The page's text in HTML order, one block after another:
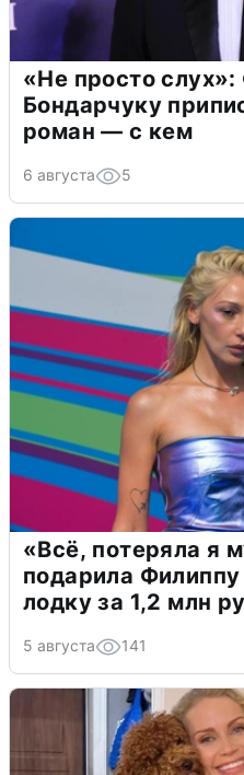
«Не просто
Бондарчуку
роман — с кем
6 августа 5
«Всё, потеряла я
подарила
лодку за 1,2 млн
5 августа 141